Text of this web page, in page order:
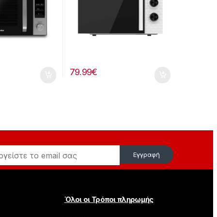
79.99€
Εγγραφή
Όλοι οι Τρόποι πληρωμής